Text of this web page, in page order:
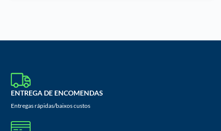
ENTREGA DE ENCOMENDAS
Entregas rápidas/baixos custos